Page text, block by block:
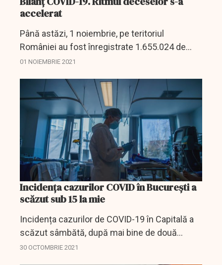
accelerat
Până astăzi, 1 noiembrie, pe teritoriul
României au fost înregistrate 1.655.024 de
cazuri de infectare cu noul coronavirus
pacienți reinfectați,...
01 NOIEMBRIE 2021
Incidența cazurilor COVID în București a
scăzut sub 15 la mie
Incidența cazurilor de COVID-19 în Capitală a
scăzut sâmbătă, după mai bine de două
săptămâni, sub 15 la mie.
30 OCTOMBRIE 2021